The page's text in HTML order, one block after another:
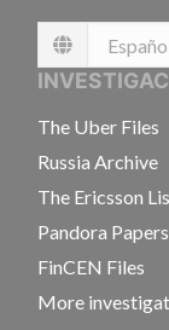
Language
The Uber Files
Russia Archive
The Ericsson
Pandora Papers
FinCEN Files
More